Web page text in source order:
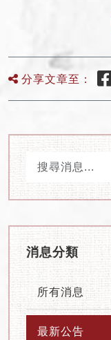
消息分類
所有消息
最新公告
分享文章至：